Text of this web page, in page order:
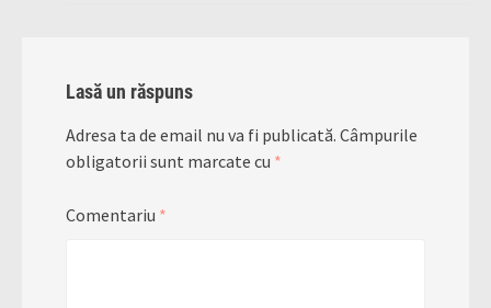
Lasă un răspuns
Adresa ta de email nu va fi publicată. Câmpurile
obligatorii sunt marcate cu *
Comentariu *